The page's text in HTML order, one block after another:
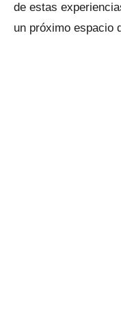
de estas
un próximo espacio